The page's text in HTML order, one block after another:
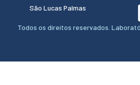
São Lucas Palmas
Todos os direitos reservados.